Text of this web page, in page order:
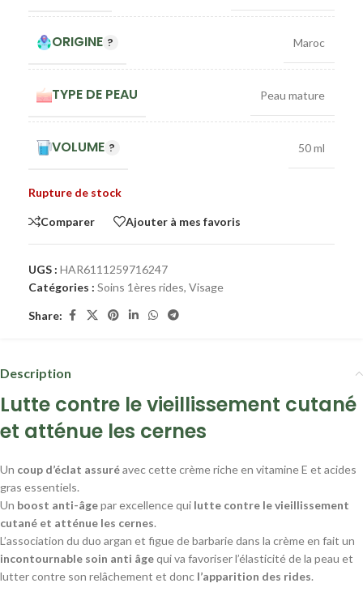
ORIGINE Maroc
TYPE DE PEAU Peau mature
VOLUME 50 ml
Rupture de stock
Comparer Ajouter à mes favoris
UGS : HAR6111259716247
Catégories : Soins 1ères rides, Visage
Share:
Description
Lutte contre le vieillissement cutané
et atténue les cernes
Un coup d’éclat assuréavec cette crème riche en vitamine E et acides
gras essentiels.
Un boost anti-âgepar excellence qui lutte contre le vieillissement
cutané et atténue les cernes.
L’association du duo argan et figue de barbarie dans la crème en fait un
incontournable soin anti âgequi va favoriser l’élasticité de la peau et
lutter contre son relâchement et donc l’apparition des rides.